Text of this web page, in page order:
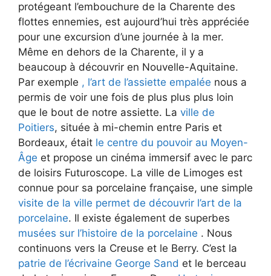
protégeant l’embouchure de la Charente des
flottes ennemies, est aujourd’hui très appréciée
pour une excursion d’une journée à la mer.
Même en dehors de la Charente, il y a
beaucoup à découvrir en Nouvelle-Aquitaine.
Par exemple , l’art de l’assiette empalée nous a
permis de voir une fois de plus plus plus loin
que le bout de notre assiette. La ville de
Poitiers, située à mi-chemin entre Paris et
Bordeaux, était le centre du pouvoir au Moyen-
Âge et propose un cinéma immersif avec le parc
de loisirs Futuroscope. La ville de Limoges est
connue pour sa porcelaine française, une simple
visite de la ville permet de découvrir l’art de la
porcelaine. Il existe également de superbes
musées sur l’histoire de la porcelaine . Nous
continuons vers la Creuse et le Berry. C’est la
patrie de l’écrivaine George Sand et le berceau